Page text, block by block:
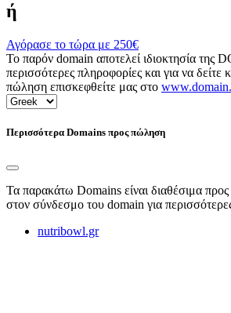
ή
Αγόρασε το τώρα με 250€
Το παρόν domain αποτελεί ιδιοκτησία της
περισσότερες πληροφορίες και για να
πώληση επισκεφθείτε μας στο
Περισσότερα Domains προς πώληση
Τα παρακάτω Domains είναι διαθέσιμα
στον σύνδεσμο του domain για
nutribowl.gr